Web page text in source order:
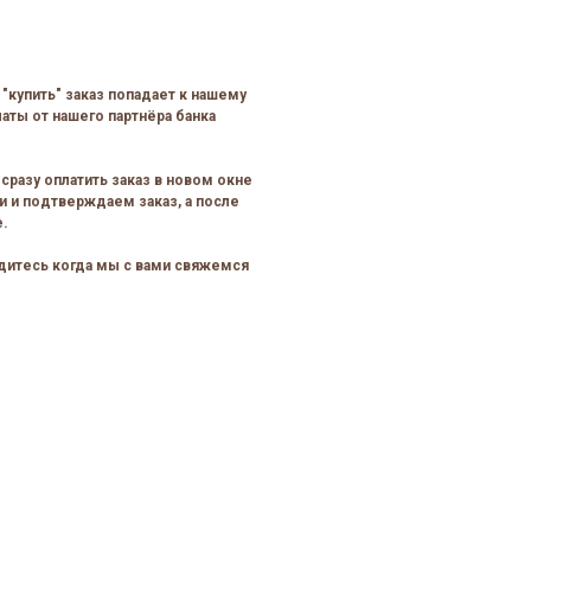
заказ попадает к нашему
от нашего партнёра банка
оплатить заказ в новом окне
и подтверждаем заказ, а после
когда мы с вами свяжемся